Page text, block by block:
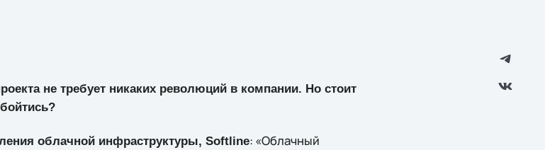
не требует никаких революций в компании. Но стоит
облачной инфраструктуры, Softline: «Облачный